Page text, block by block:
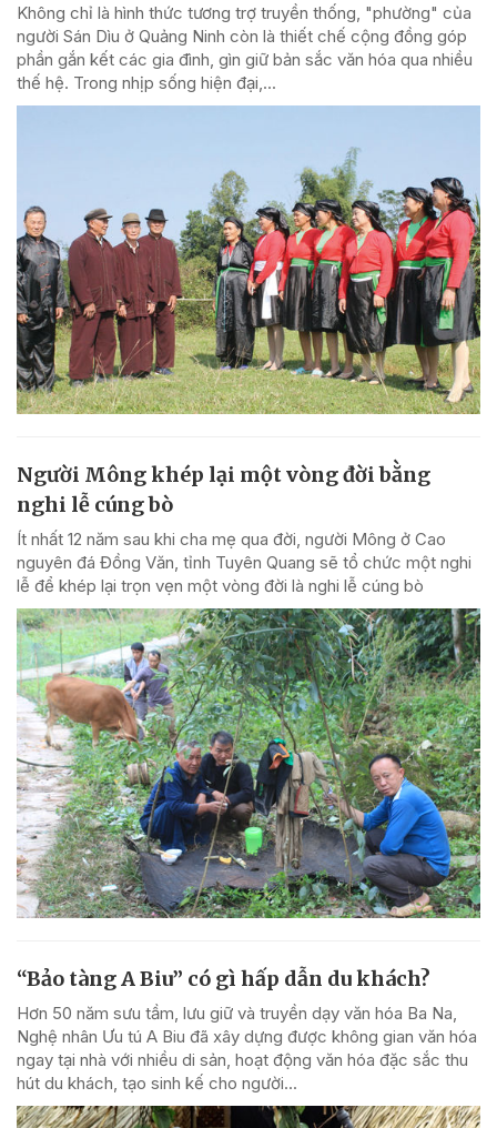
Không chỉ là hình thức tương trợ truyền thống, "phường" của
người Sán Dìu ở Quảng Ninh còn là thiết chế cộng đồng góp
phần gắn kết các gia đình, gìn giữ bản sắc văn hóa qua nhiều
thế hệ. Trong nhịp sống hiện đại,...
Người Mông khép lại một vòng đời bằng
nghi lễ cúng bò
Ít nhất 12 năm sau khi cha mẹ qua đời, người Mông ở Cao
nguyên đá Đồng Văn, tỉnh Tuyên Quang sẽ tổ chức một nghi
lễ để khép lại trọn vẹn một vòng đời là nghi lễ cúng bò
“Bảo tàng A Biu” có gì hấp dẫn du khách?
Hơn 50 năm sưu tầm, lưu giữ và truyền dạy văn hóa Ba Na,
Nghệ nhân Ưu tú A Biu đã xây dựng được không gian văn hóa
ngay tại nhà với nhiều di sản, hoạt động văn hóa đặc sắc thu
hút du khách, tạo sinh kế cho người...